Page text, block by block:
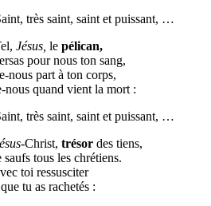
très saint, saint et puissant, …
Jésus, le pélican,
pour nous ton sang,
nous part à ton corps,
nous quand vient la mort :
très saint, saint et puissant, …
-Christ,trésor des tiens,
saufs tous les chrétiens.
toi ressusciter
tu as rachetés :